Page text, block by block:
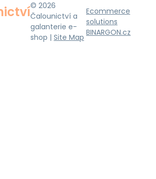
© 2026
Čalounictví a
galanterie e-
shop | Site Map
Ecommerce
solutions
BINARGON.cz